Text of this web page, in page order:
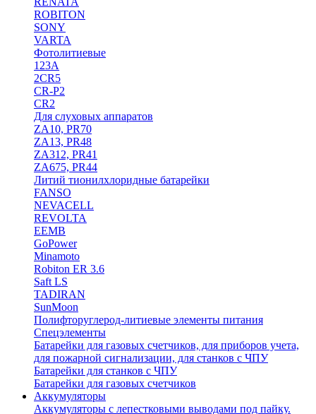
ROBITON
SONY
VARTA
Фотолитиевые
123A
2CR5
CR-P2
CR2
Для слуховых аппаратов
ZA10, PR70
ZA13, PR48
ZA312, PR41
ZA675, PR44
Литий тионилхлоридные батарейки
FANSO
NEVACELL
REVOLTA
EEMB
GoPower
Minamoto
Robiton ER 3.6
Saft LS
TADIRAN
SunMoon
Полифторуглерод-литиевые элементы питания
Спецэлементы
Батарейки для газовых счетчиков, для приборов учета,
для пожарной сигнализации, для станков с ЧПУ
Батарейки для станков с ЧПУ
Батарейки для газовых счетчиков
Аккумуляторы
Аккумуляторы с лепестковыми выводами под пайку.